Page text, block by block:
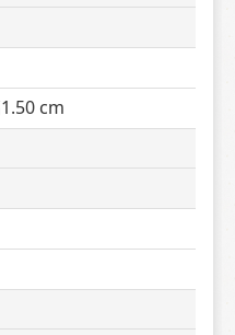
cm